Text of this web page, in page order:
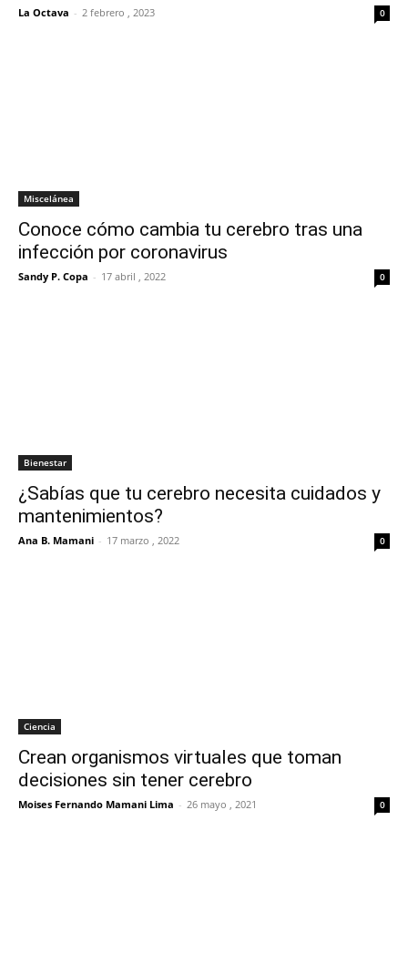
La Octava - 2 febrero , 2023 0
Miscelánea
Conoce cómo cambia tu cerebro tras una
infección por coronavirus
Sandy P. Copa - 17 abril , 2022 0
Bienestar
¿Sabías que tu cerebro necesita cuidados y
mantenimientos?
Ana B. Mamani - 17 marzo , 2022 0
Ciencia
Crean organismos virtuales que toman
decisiones sin tener cerebro
Moises Fernando Mamani Lima - 26 mayo , 2021 0